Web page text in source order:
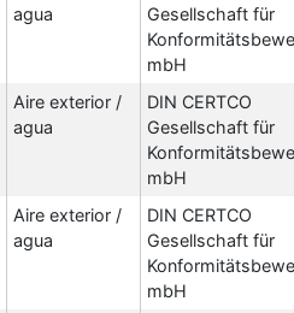
agua
Gesellschaft für
mbH
Aire exterior /
agua
DIN CERTCO
Gesellschaft für
mbH
Aire exterior /
agua
DIN CERTCO
Gesellschaft für
mbH